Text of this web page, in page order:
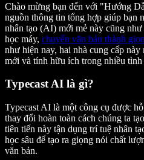
Chào mừng bạn đến với "Hướng
nguồn thông tin tổng hợp giúp bạn
nhân tạo (AI) mới mẻ này cũng
học máy, chuyển văn bản thành
như hiện nay, hai nhà cung cấp
mới và tính hữu ích trong nhiều
Typecast AI là gì?
Typecast AI là một công cụ được
thay đổi hoàn toàn cách chúng ta
tiên tiến này tận dụng trí tuệ nhân
học sâu để tạo ra giọng nói chất
văn bản.